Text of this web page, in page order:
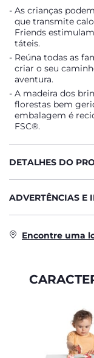
As crianças
que transmite
Friends
táteis.
Reúna todas as
criar o seu
aventura.
A madeira dos
florestas bem
embalagem é
FSC®.
DETALHES DO
ADVERTÊNCIAS E
Encontre uma